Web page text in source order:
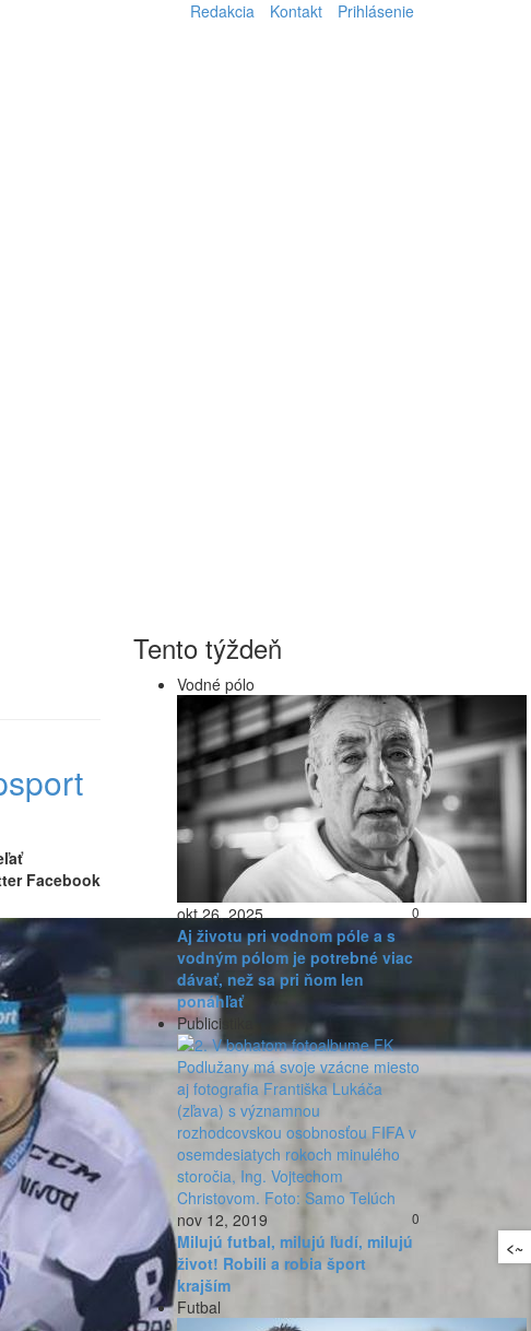
Redakcia Kontakt Prihlásenie
Facebook
Tento týždeň
Vodné pólo
okt 26, 2025 0
Aj životu pri vodnom póle a s
vodným pólom je potrebné viac
dávať, než sa pri ňom len
ponáhľať
Publicistika
nov 12, 2019 0
Milujú futbal, milujú ľudí, milujú
život! Robili a robia šport
krajším
Futbal
<~